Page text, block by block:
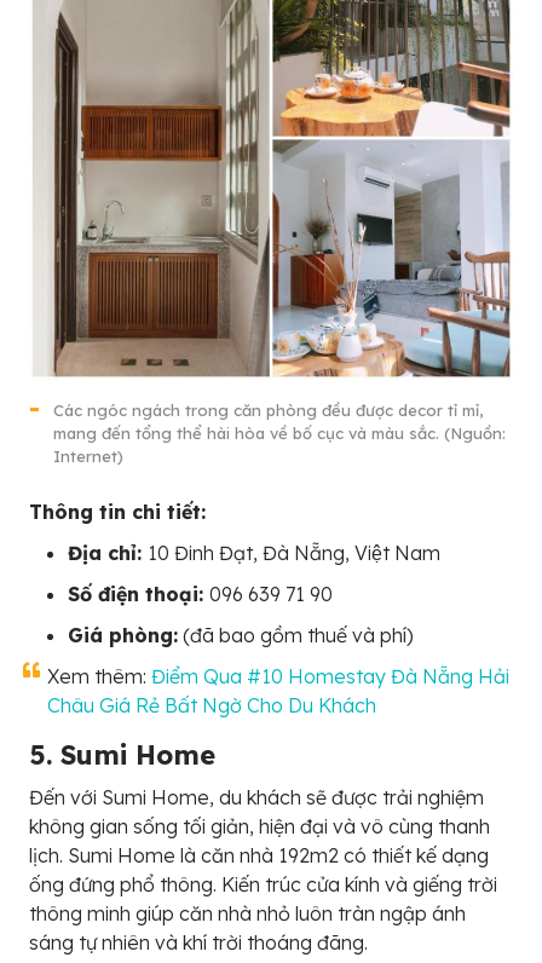
Các ngóc ngách trong căn phòng đều được decor tỉ mỉ,
mang đến tổng thể hài hòa về bố cục và màu sắc. (Nguồn:
Internet)
Thông tin chi tiết:
Địa chỉ: 10 Đinh Đạt, Đà Nẵng, Việt Nam
Số điện thoại: 096 639 71 90
Giá phòng: (đã bao gồm thuế và phí)
Xem thêm: Điểm Qua #10 Homestay Đà Nẵng Hải
Châu Giá Rẻ Bất Ngờ Cho Du Khách
5. Sumi Home
Đến với Sumi Home, du khách sẽ được trải nghiệm
không gian sống tối giản, hiện đại và vô cùng thanh
lịch. Sumi Home là căn nhà 192m2 có thiết kế dạng
ống đứng phổ thông. Kiến trúc cửa kính và giếng trời
thông minh giúp căn nhà nhỏ luôn tràn ngập ánh
sáng tự nhiên và khí trời thoáng đãng.